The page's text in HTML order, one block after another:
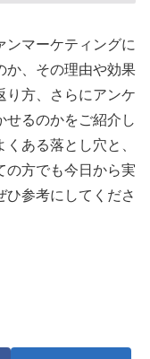
ンマーケティングに
か、その理由や効果
り方、さらにアンケ
せるのかをご紹介し
ある落とし穴と、
の方でも今日から実
ひ参考にしてくださ